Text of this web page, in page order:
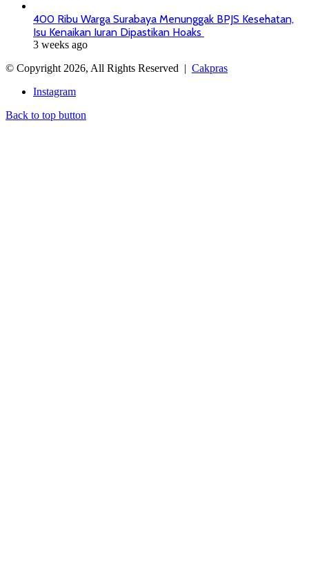
400 Ribu Warga Surabaya Menunggak BPJS Kesehatan,
Isu Kenaikan Iuran Dipastikan Hoaks
3 weeks ago
© Copyright 2026, All Rights Reserved | Cakpras
Instagram
Back to top button